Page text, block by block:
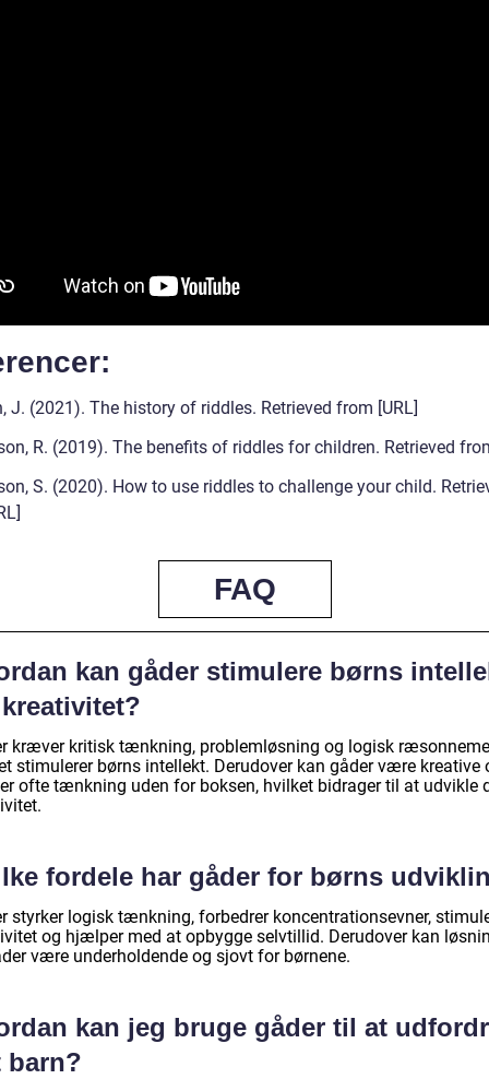
J. (2021). The history of riddles. Retrieved from [URL]
R. (2019). The benefits of riddles for children. Retrieved
S. (2020). How to use riddles to challenge your child.
FAQ
kan gåder stimulere børns
kræver kritisk tænkning, problemløsning og logisk
stimulerer børns intellekt. Derudover kan gåder være kreative
ofte tænkning uden for boksen, hvilket bidrager til at udvikle
fordele har gåder for børns
styrker logisk tænkning, forbedrer koncentrationsevner,
og hjælper med at opbygge selvtillid. Derudover kan
være underholdende og sjovt for børnene.
kan jeg bruge gåder til at
barn?